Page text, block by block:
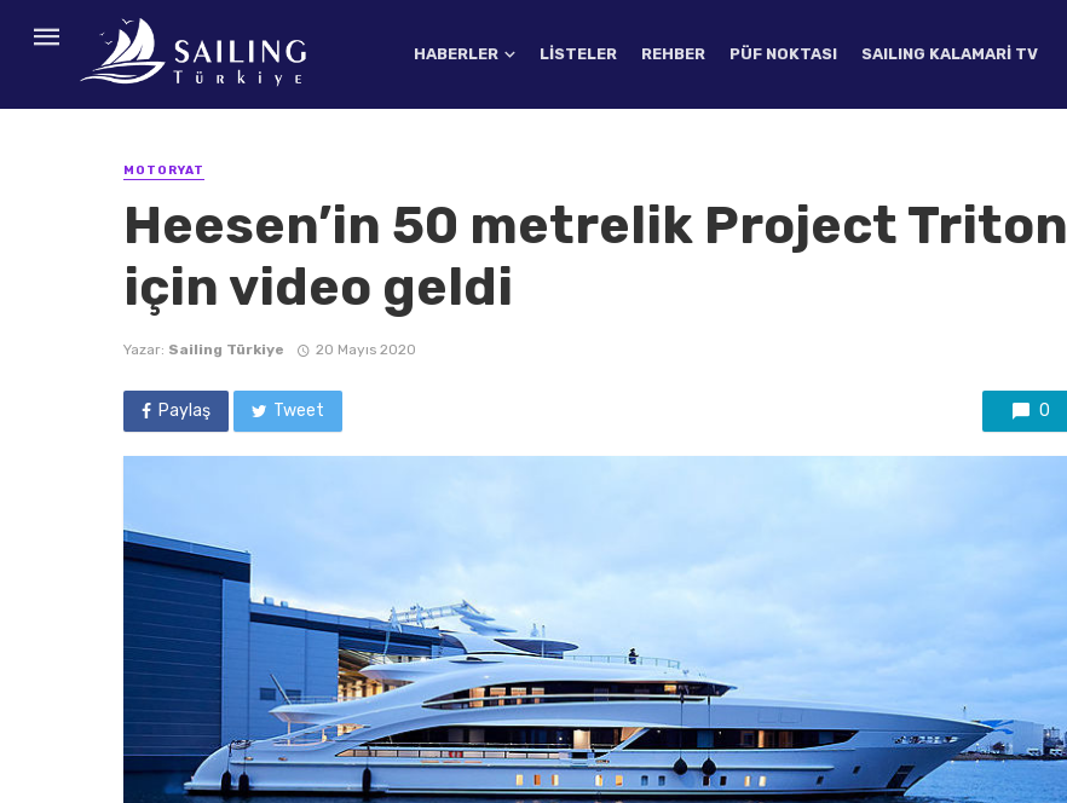
HABERLER LISTELER REHBER PÜF NOKTASI SAILING KALAMARI TV
MOTORYAT
Heesen’in 50 metrelik Project Triton
için video geldi
Yazar: Sailing Türkiye 20 Mayıs 2020
Paylaş Tweet 0